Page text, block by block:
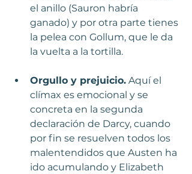
el anillo (Sauron habría
ganado) y por otra parte tienes
la pelea con Gollum, que le da
la vuelta a la tortilla.
Orgullo y prejuicio. Aquí el
clímax es emocional y se
concreta en la segunda
declaración de Darcy, cuando
por fin se resuelven todos los
malentendidos que Austen ha
ido acumulando y Elizabeth